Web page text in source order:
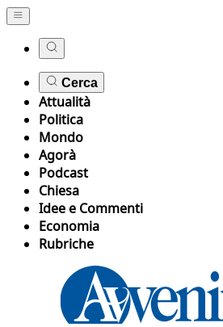
Cerca
Attualità
Politica
Mondo
Agorà
Podcast
Chiesa
Idee e Commenti
Economia
Rubriche